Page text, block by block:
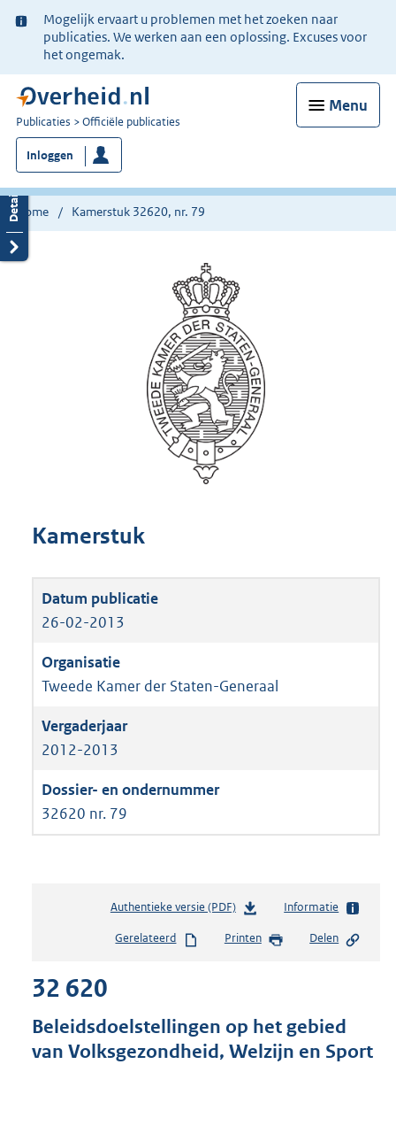
Ter
informatie:
Mogelijk ervaart u problemen met het zoeken naar
publicaties. We werken aan een oplossing. Excuses voor
het ongemak.
Menu
U
bent
nu
hier:
Publicaties Officiële publicaties
Inloggen
Home Kamerstuk 32620, nr. 79
Kamerstuk
26-02-2013
Tweede Kamer der Staten-Generaal
2012-2013
32620 nr. 79
Authentieke versie (PDF)b
s
s
g
Informatie
Gerelateerd Printen Delen
32 620
Beleidsdoelstellingen op het gebied
van Volksgezondheid, Welzijn en Sport